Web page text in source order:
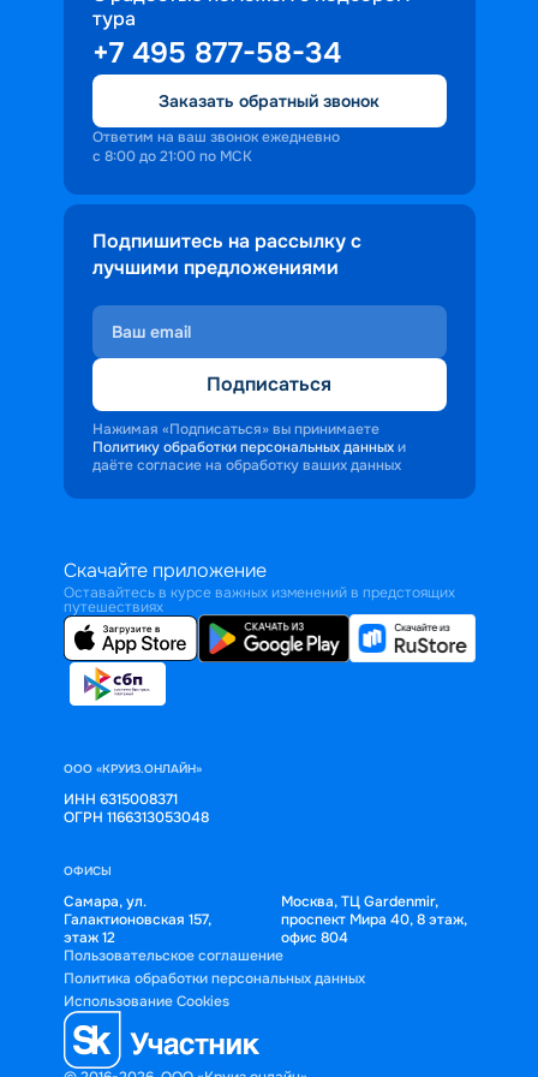
доброжелательность и заинтересованность
персонала корабля в каждом госте.
Ступая на борт теплохода, пассажиры
попадают в совершенно иную атмосферу,
где властвует тяга к приключениям и
открытиям.
тура
+7 495 877-58-34
Заказать обратный звонок
Ответим на ваш звонок ежедневно
с 8:00 до 21:00 по МСК
Подпишитесь на рассылку с
лучшими предложениями
Подписаться
Нажимая «Подписаться» вы принимаете
Политику обработки персональных данных и
даёте согласие на обработку ваших данных
Скачайте приложение
Оставайтесь в курсе важных изменений в предстоящих
путешествиях
ООО «КРУИЗ.ОНЛАЙН»
ИНН 6315008371
ОГРН 1166313053048
ОФИСЫ
Самара, ул.
Галактионовская 157,
этаж 12
Москва, ТЦ Gardenmir,
проспект Мира 40, 8 этаж,
офис 804
Пользовательское соглашение
Политика обработки персональных данных
Использование Cookies